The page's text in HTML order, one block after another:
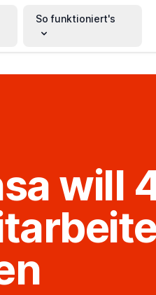
So funktioniert's
will